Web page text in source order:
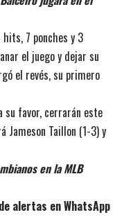
7 ponches y 3
el juego y dejar su
el revés, su primero
su favor, cerrarán este
Jameson Taillon (1-3) y
en la MLB
alertas en WhatsApp